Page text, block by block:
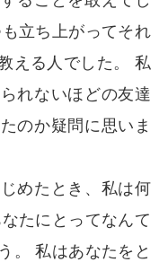
立ち上がってそれ
える人でした。 私
れないほどの友達
のか疑問に思いま
めたとき、私は何
たにとってなんて
。 私はあなたをと